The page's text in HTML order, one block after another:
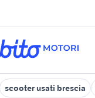
scooter usati brescia